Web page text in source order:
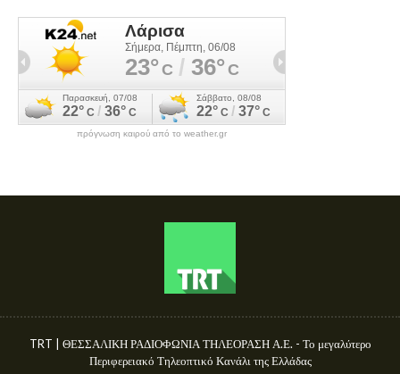
πρόγνωση καιρού από το weather.gr
TRT | ΘΕΣΣΑΛΙΚΗ ΡΑΔΙΟΦΩΝΙΑ ΤΗΛΕΟΡΑΣΗ Α.Ε. - Το μεγαλύτερο
Περιφερειακό Τηλεοπτικό Κανάλι της Ελλάδας